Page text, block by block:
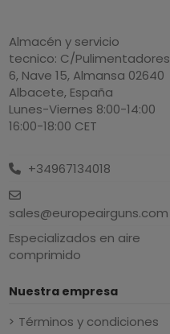
Almacén y servicio
tecnico: C/Pulimentadores
6, Nave 15, Almansa 02640
Albacete, España
Lunes-Viernes 8:00-14:00
16:00-18:00 CET
+34967134018
sales@europeairguns.com
Especializados en aire
comprimido
Nuestra empresa
Términos y condiciones